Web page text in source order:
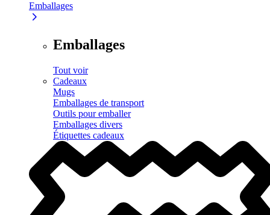
Emballages
Emballages
Tout voir
Cadeaux
Mugs
Emballages de transport
Outils pour emballer
Emballages divers
Étiquettes cadeaux